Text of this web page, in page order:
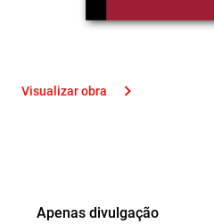
Visualizar obra
Apenas divulgação